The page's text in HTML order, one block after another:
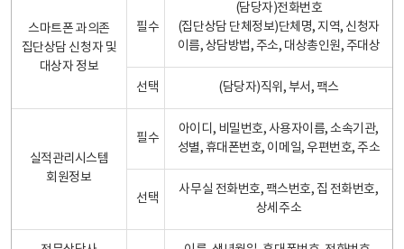
스마트폰 과의존
집단상담 신청자 및
대상자 정보
필수
(담당자)전화번호
(집단상담 단체정보)단체명, 지역, 신청자
이름, 상담방법, 주소, 대상총인원, 주대상
선택 (담당자)직위, 부서, 팩스
실적관리시스템
회원정보
필수
아이디, 비밀번호, 사용자이름, 소속기관,
성별, 휴대폰번호, 이메일, 우편번호, 주소
선택
사무실 전화번호, 팩스번호, 집 전화번호,
상세주소